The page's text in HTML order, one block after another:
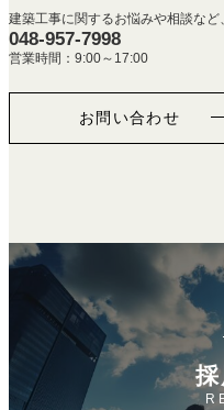
建築工事に関するお悩みや相談など
048-957-7998
営業時間：9:00～17:00
お問い合わせ